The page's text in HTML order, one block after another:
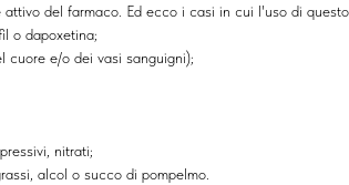
del farmaco. Ed ecco i casi in cui l'uso di
o dapoxetina;
cuore e/o dei vasi sanguigni);
nitrati;
alcol o succo di pompelmo.